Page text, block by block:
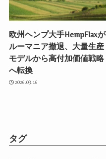
欧州ヘンプ大手HempFlaxが
ルーマニア撤退、大量生産
モデルから高付加価値戦略
へ転換
2026.03.16
タグ